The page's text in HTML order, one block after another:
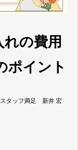
の費用
ポイント
タッフ満足 新井 宏